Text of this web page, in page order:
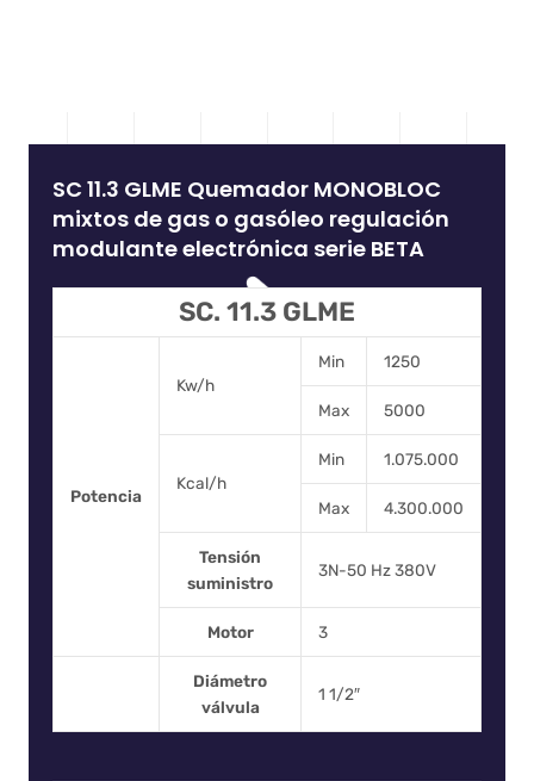
SC 11.3 GLME Quemador MONOBLOC
mixtos de gas o gasóleo regulación
modulante electrónica serie BETA
SC. 11.3 GLME
Potencia
Kw/h
Min 1250
Max 5000
Kcal/h
Min 1.075.000
Max 4.300.000
Tensión
suministro
3N-50 Hz 380V
Motor 3
Diámetro
válvula
1 1/2″